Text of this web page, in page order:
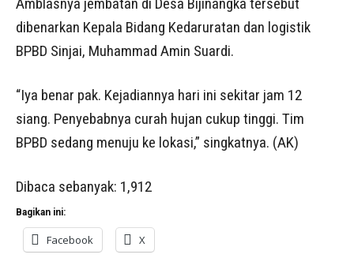
Amblasnya jembatan di Desa Bijinangka tersebut
dibenarkan Kepala Bidang Kedaruratan dan logistik
BPBD Sinjai, Muhammad Amin Suardi.
“Iya benar pak. Kejadiannya hari ini sekitar jam 12
siang. Penyebabnya curah hujan cukup tinggi. Tim
BPBD sedang menuju ke lokasi,” singkatnya. (AK)
Dibaca sebanyak: 1,912
Bagikan ini:
Facebook X